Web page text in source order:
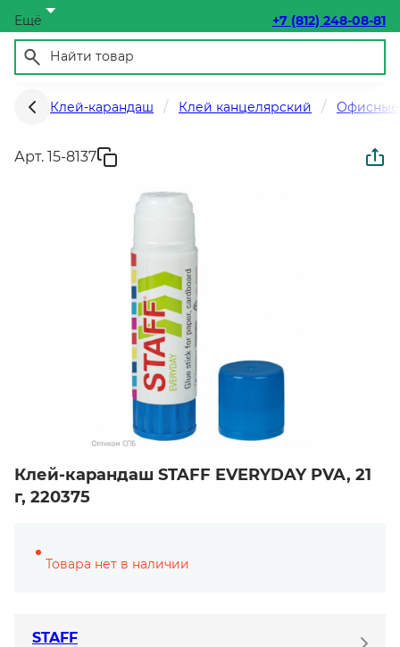
Ещё +7 (812) 248-08-81
Клей-карандаш Клей канцелярский Офисные
Арт. 15-8137
Клей-карандаш STAFF EVERYDAY PVA, 21
г, 220375
Товара нет в наличии
STAFF